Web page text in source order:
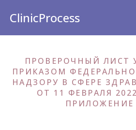
ClinicProcess
ПРОВЕРОЧНЫЙ ЛИСТ
ПРИКАЗОМ
НАДЗОРУ В СФЕРЕ
ОТ 11 ФЕВРАЛЯ
ПРИЛОЖЕНИЕ